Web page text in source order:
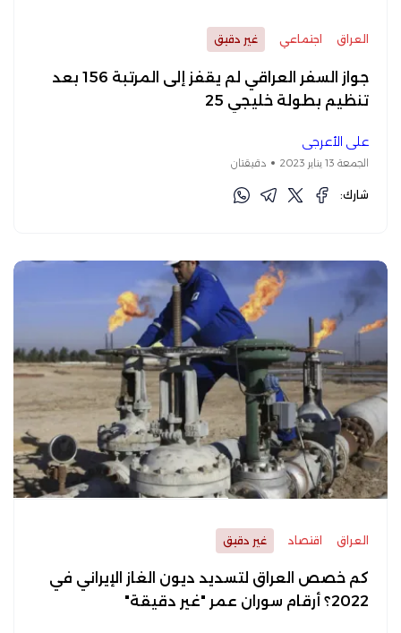
العراق اجتماعي غير دقيق
جواز السفر العراقي لم يقفز إلى المرتبة 156 بعد
تنظيم بطولة خليجي 25
علي الأعرجي
الجمعة 13 يناير 2023 دقيقتان
شارك:
العراق اقتصاد غير دقيق
كم خصص العراق لتسديد ديون الغاز الإيراني في
2022؟ أرقام سوران عمر "غير دقيقة"